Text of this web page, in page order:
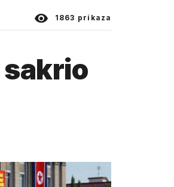
1863 prikaza
sakrio